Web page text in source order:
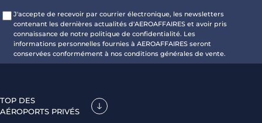
J'accepte de recevoir par courrier électronique, les newsletters
contenant les dernières actualités d'AEROAFFAIRES et avoir pris
connaissance de notre politique de confidentialité. Les
informations personnelles fournies à AEROAFFAIRES seront
conservées conformément à nos conditions générales de vente.
TOP DES
AÉROPORTS PRIVÉS